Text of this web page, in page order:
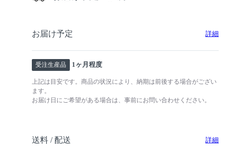
お届け予定 詳細
受注生産品 1ヶ月程度
上記は目安です。商品の状況により、納期は前後する場合がござい
ます。
お届け日にご希望がある場合は、事前にお問い合わせください。
送料 / 配送 詳細